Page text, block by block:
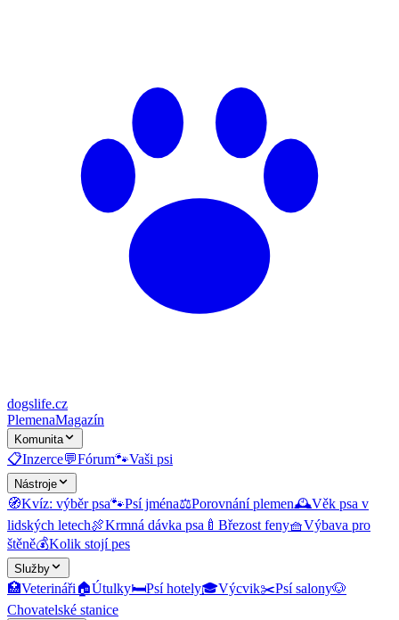
dogslife.cz
PlemenaMagazín
Komunita
📋Inzerce💬Fórum🐾Vaši psi
Nástroje
🧭Kvíz: výběr psa🐾Psí jména⚖️Porovnání plemen🕰️Věk psa v
lidských letech🍖Krmná dávka psa 🍼 Březost feny🧺Výbava pro
štěně💰Kolik stojí pes
Služby
🏥Veterináři🏠Útulky🛏️Psí hotely🎓Výcvik✂️Psí salony🐶
Chovatelské stanice